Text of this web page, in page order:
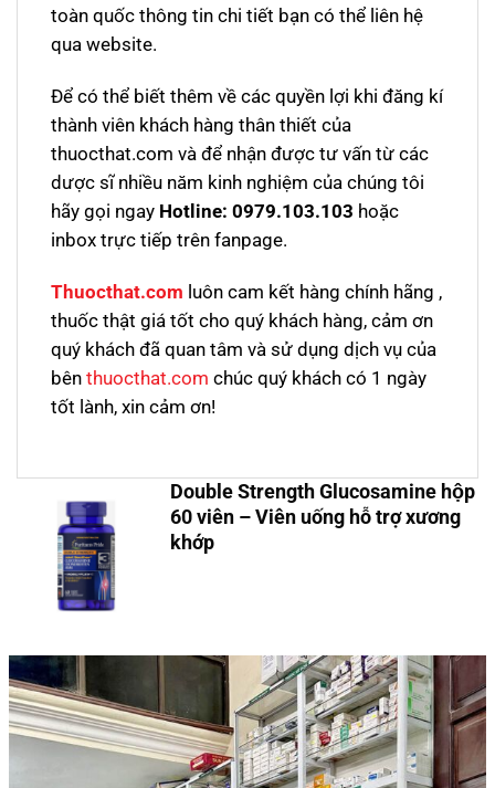
toàn quốc thông tin chi tiết bạn có thể liên hệ
qua website.
Để có thể biết thêm về các quyền lợi khi đăng kí
thành viên khách hàng thân thiết của
thuocthat.com và để nhận được tư vấn từ các
dược sĩ nhiều năm kinh nghiệm của chúng tôi
hãy gọi ngay Hotline: 0979.103.103 hoặc
inbox trực tiếp trên fanpage.
Thuocthat.com luôn cam kết hàng chính hãng ,
thuốc thật giá tốt cho quý khách hàng, cảm ơn
quý khách đã quan tâm và sử dụng dịch vụ của
bên thuocthat.com chúc quý khách có 1 ngày
tốt lành, xin cảm ơn!
Double Strength Glucosamine hộp
60 viên – Viên uống hỗ trợ xương
khớp